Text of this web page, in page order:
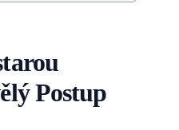
Postup